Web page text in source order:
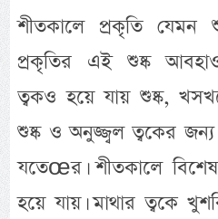
শীতকালে প্রকৃতি যেমন
প্রকৃতির এই শুষ্ক
ত্বকও হয়ে যায় শুষ্ক,
শুষ্ক ও অনুজ্জ্বল ত্বকের
যতেœর। শীতকালে
হয়ে যায়। মাথার ত্বকে